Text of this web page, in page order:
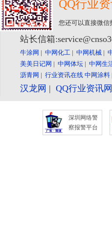
QQ行业
您还可以直接微信
站长信箱
牛涂网 | 中网化工 | 中网机械 |
美美日记网 | 中网体坛 | 中网生
沥青网 | 行业资讯在线 中网涂料
汉龙网 | QQ行业资讯
深圳网络警
察报警平台